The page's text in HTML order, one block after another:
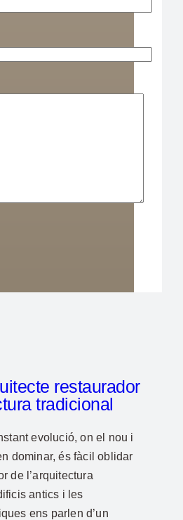
restaurador
tradicional
evolució, on el nou i
dominar, és fàcil oblidar
de l’arquitectura
antics i les
ens parlen d’un